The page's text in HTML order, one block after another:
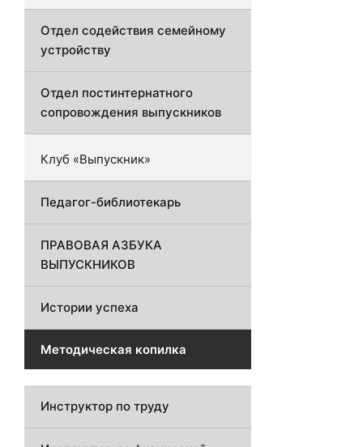
Отдел содействия семейному
устройству
Отдел постинтернатного
сопровождения выпускников
Клуб «Выпускник»
Педагог-библиотекарь
ПРАВОВАЯ АЗБУКА
ВЫПУСКНИКОВ
Истории успеха
Методическая копилка
Инструктор по труду